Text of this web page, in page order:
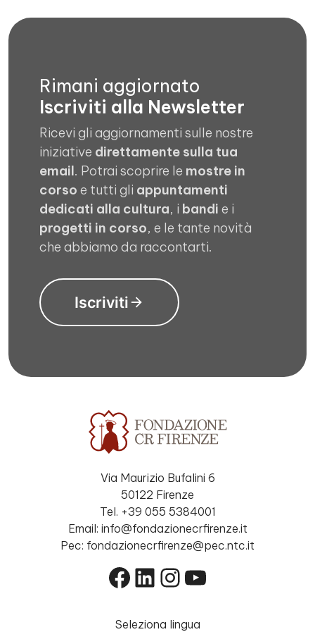
Rimani aggiornato
Iscriviti alla Newsletter
Ricevi gli aggiornamenti sulle nostre
iniziative direttamente sulla tua
email. Potrai scoprire le mostre in
corso e tutti gli appuntamenti
dedicati alla cultura, i bandi e i
progetti in corso, e le tante novità
che abbiamo da raccontarti.
Iscriviti
Via Maurizio Bufalini 6
50122 Firenze
Tel. +39 055 5384001
Email: info@fondazionecrfirenze.it
Pec: fondazionecrfirenze@pec.ntc.it
Facebook
LinkedIn
Instagram
YouTube
Seleziona lingua